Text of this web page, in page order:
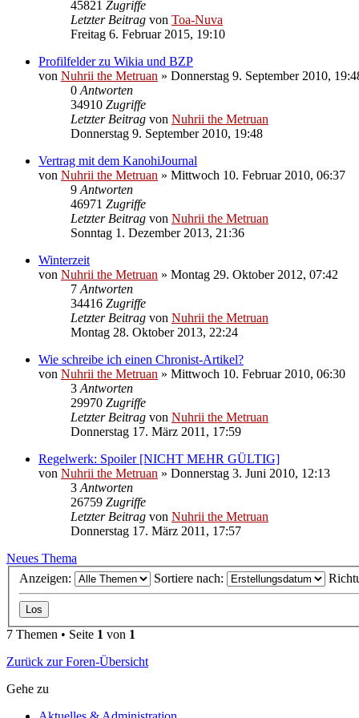
45821 Zugriffe
Letzter Beitrag von Toa-Nuva
Freitag 6. Februar 2015, 19:10
Profilfelder zu Wikia und BZP
von Nuhrii the Metruan » Donnerstag 9. September 2010,
0 Antworten
34910 Zugriffe
Letzter Beitrag von Nuhrii the Metruan
Donnerstag 9. September 2010, 19:48
Vertrag mit dem KanohiJournal
von Nuhrii the Metruan » Mittwoch 10. Februar 2010, 06:37
9 Antworten
46971 Zugriffe
Letzter Beitrag von Nuhrii the Metruan
Sonntag 1. Dezember 2013, 21:36
Winterzeit
von Nuhrii the Metruan » Montag 29. Oktober 2012, 07:42
7 Antworten
34416 Zugriffe
Letzter Beitrag von Nuhrii the Metruan
Montag 28. Oktober 2013, 22:24
Wie schreibe ich einen Chronist-Artikel?
von Nuhrii the Metruan » Mittwoch 10. Februar 2010, 06:30
3 Antworten
29970 Zugriffe
Letzter Beitrag von Nuhrii the Metruan
Donnerstag 17. März 2011, 17:59
Regelwerk: Spoiler [NICHT MEHR GÜLTIG]
von Nuhrii the Metruan » Donnerstag 3. Juni 2010, 12:13
3 Antworten
26759 Zugriffe
Letzter Beitrag von Nuhrii the Metruan
Donnerstag 17. März 2011, 17:57
Neues Thema
Anzeigen:
Sortiere nach:
7 Themen • Seite 1 von 1
Zurück zur Foren-Übersicht
Gehe zu